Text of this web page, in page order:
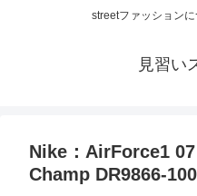
streetファッション
見習い
Nike：AirForce1
Champ DR9866-